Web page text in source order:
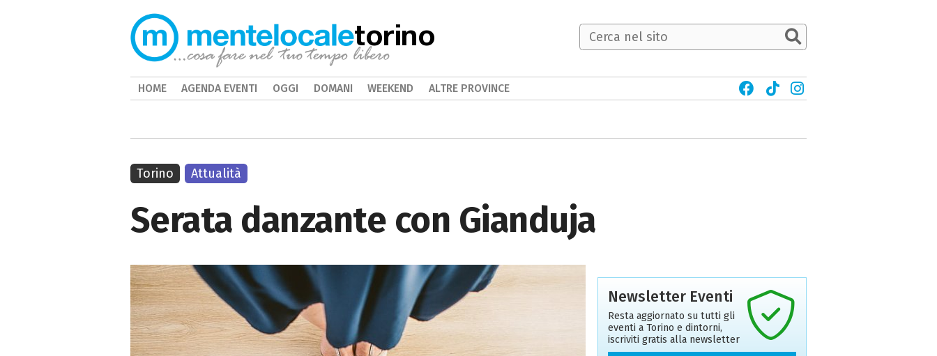
Serata danzante con Gianduja
Torino Attualità
Newsletter Eventi
Resta aggiornato su tutti gli
eventi a Torino e dintorni,
iscriviti gratis alla newsletter
torino
HOME AGENDA EVENTI OGGI DOMANI WEEKEND ALTRE PROVINCE